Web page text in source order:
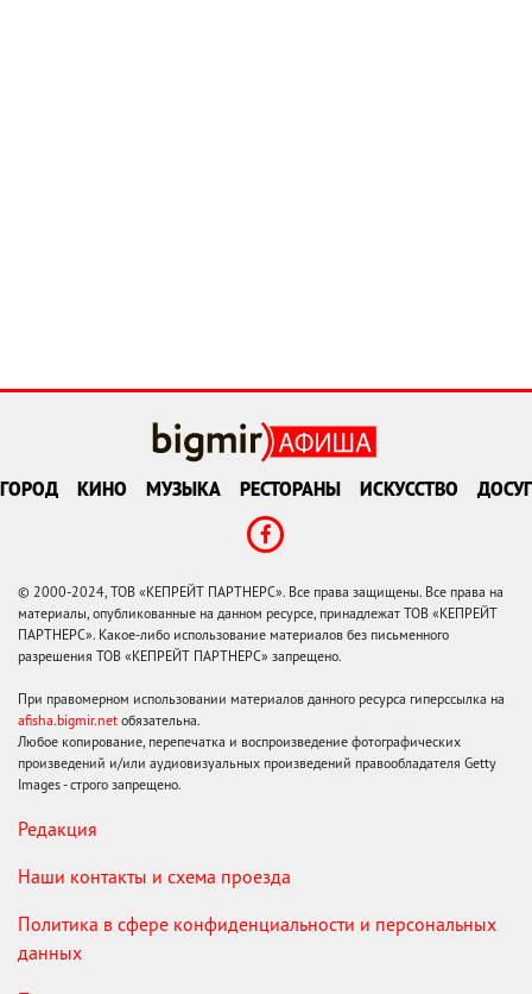
ГОРОД КИНО МУЗЫКА РЕСТОРАНЫ ИСКУССТВО ДОСУГ
© 2000-2024, ТОВ «КЕПРЕЙТ ПАРТНЕРС». Все права защищены. Все права на
материалы, опубликованные на данном ресурсе, принадлежат ТОВ «КЕПРЕЙТ
ПАРТНЕРС». Какое-либо использование материалов без письменного
разрешения ТОВ «КЕПРЕЙТ ПАРТНЕРС» запрещено.
При правомерном использовании материалов данного ресурса гиперссылка на
afisha.bigmir.net обязательна.
Любое копирование, перепечатка и воспроизведение фотографических
произведений и/или аудиовизуальных произведений правообладателя Getty
Images - строго запрещено.
Редакция
Наши контакты и схема проезда
Политика в сфере конфиденциальности и персональных
данных